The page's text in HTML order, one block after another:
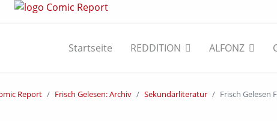
Startseite REDDITION ALFONZ
Report Frisch Gelesen: Archiv Sekundärliteratur Frisch Gelesen